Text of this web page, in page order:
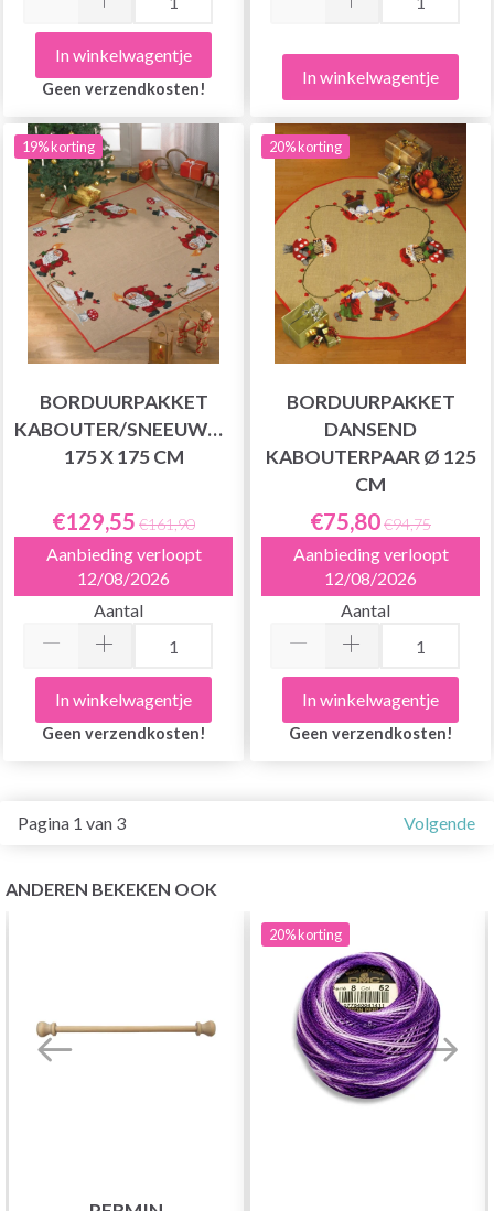
In winkelwagentje
Geen verzendkosten!
In winkelwagentje
19% korting
BORDUURPAKKET
KABOUTER/SNEEUWPOP
175 X 175 CM
€129,55 €161,90
Aanbieding verloopt
12/08/2026
Aantal
In winkelwagentje
Geen verzendkosten!
20% korting
BORDUURPAKKET
DANSEND
KABOUTERPAAR Ø 125
CM
€75,80€94,75
Aanbieding verloopt
12/08/2026
Aantal
In winkelwagentje
Geen verzendkosten!
Pagina 1 van 3 Volgende
ANDEREN BEKEKEN OOK
20%korting